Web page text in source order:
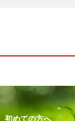
初めての方へ